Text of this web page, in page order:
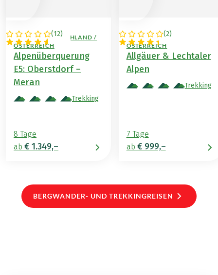
(12)
ITALIEN / DEUTSCHLAND /
ÖSTERREICH
Alpenüberquerung
E5: Oberstdorf –
Meran
Trekking
8 Tage
ab € 1.349,–
(2)
DEUTSCHLAND /
ÖSTERREICH
Allgäuer & Lechtaler
Alpen
Trekking
7 Tage
ab € 999,–
BERGWANDER- UND TREKKINGREISEN